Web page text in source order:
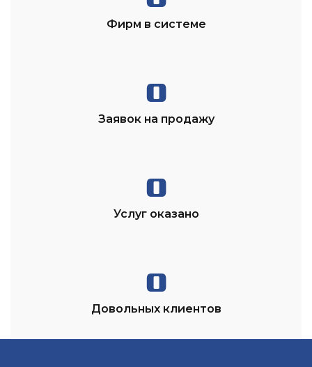
Фирм в системе
0
Заявок на продажу
0
Услуг оказано
0
Довольных клиентов